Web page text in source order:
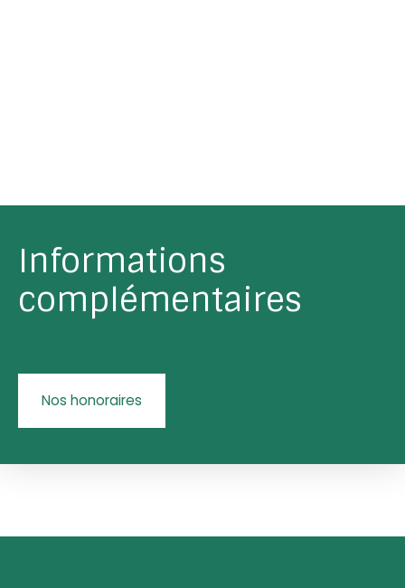
Informations
complémentaires
Nos honoraires